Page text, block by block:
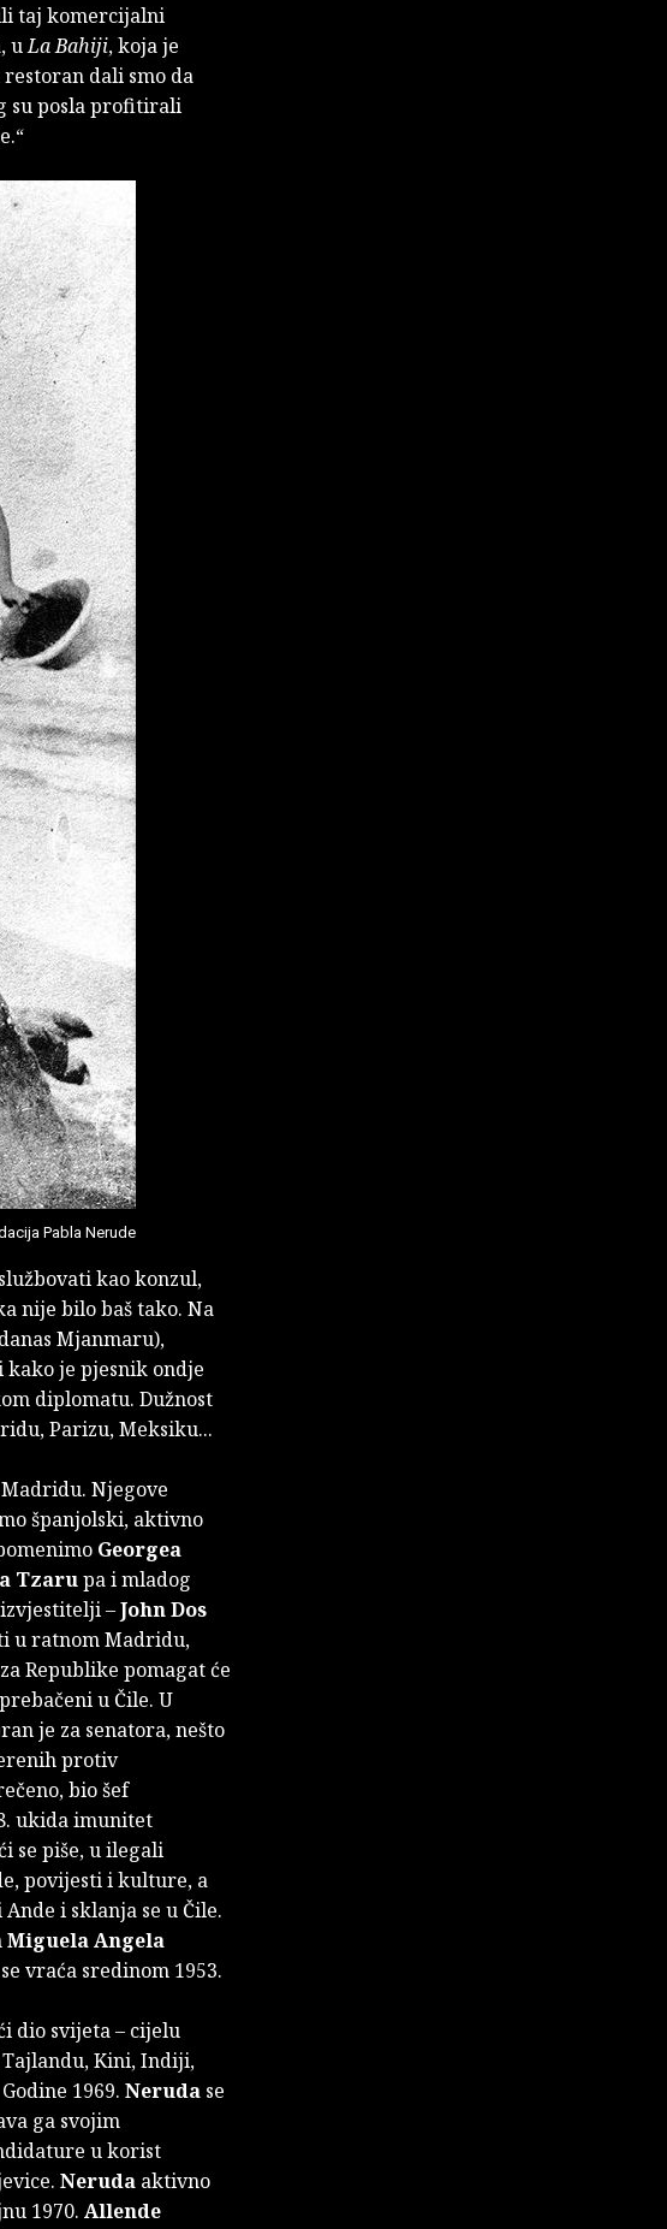
taj komercijalni
uLa Bahiji, koja je
dali smo da
su posla profitirali
Pabla Nerude
kao konzul,
nije bilo baš tako. Na
Mjanmaru),
kako je pjesnik ondje
diplomatu. Dužnost
Parizu, Meksiku...
Njegove
španjolski, aktivno
Georgea
Tzarupa i mladog
–John Dos
u ratnom Madridu,
Republike pomagat će
u Čile. U
je za senatora, nešto
protiv
bio šef
ukida imunitet
se piše, u ilegali
povijesti i kulture, a
i sklanja se u Čile.
Miguela Angela
vraća sredinom 1953.
dio svijeta – cijelu
Tajlandu, Kini, Indiji,
1969. Neruda se
ga svojim
u korist
Neruda aktivno
1970. Allende